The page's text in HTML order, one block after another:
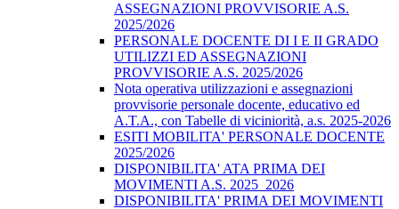
ASSEGNAZIONI PROVVISORIE A.S.
2025/2026
PERSONALE DOCENTE DI I E II GRADO
UTILIZZI ED ASSEGNAZIONI
PROVVISORIE A.S. 2025/2026
Nota operativa utilizzazioni e assegnazioni
provvisorie personale docente, educativo ed
A.T.A., con Tabelle di viciniorità, a.s. 2025-2026
ESITI MOBILITA' PERSONALE DOCENTE
2025/2026
DISPONIBILITA' ATA PRIMA DEI
MOVIMENTI A.S. 2025_2026
DISPONIBILITA' PRIMA DEI MOVIMENTI